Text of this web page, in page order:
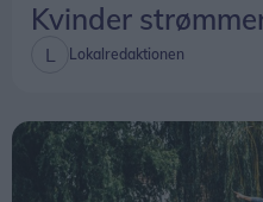
Kvinder
Lokalredaktionen